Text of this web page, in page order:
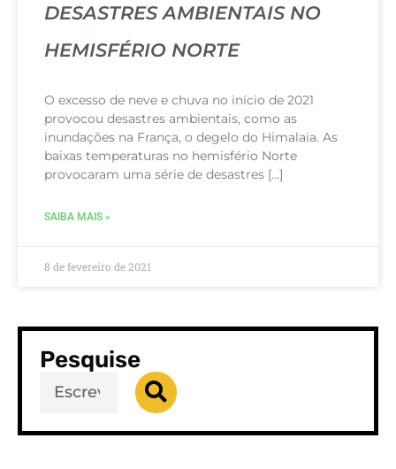
DESASTRES AMBIENTAIS NO
HEMISFÉRIO NORTE
O excesso de neve e chuva no início de 2021
provocou desastres ambientais, como as
inundações na França, o degelo do Himalaia. As
baixas temperaturas no hemisfério Norte
provocaram uma série de desastres […]
SAIBA MAIS »
8 de fevereiro de 2021
Pesquise